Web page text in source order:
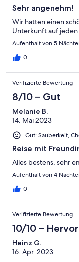
Sehr angenehm!
Wir hatten einen
Unterkunft auf
Aufenthalt von 5
0
Verifizierte Bewertung
8/10 – Gut
Melanie B.
14. Mai 2023
Gut: Sauberkeit,
Reise mit
Alles bestens, sehr
Aufenthalt von 4
0
Verifizierte Bewertung
10/10 –
Heinz G.
16. Apr. 2023